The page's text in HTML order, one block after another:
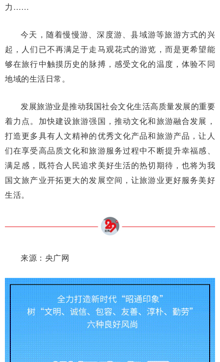
力……
今天，随着慢慢游、深度游、县域游等旅游方式的兴
起，人们已不再满足于走马观花式的游览，而是更希望能
够在旅行中触摸历史的脉搏，感受文化的温度，体验不同
地域的生活日常。
发展旅游业是推动我国社会文化生活高质量发展的重要
着力点。加快建设旅游强国，推动文化和旅游融合发展，
打造更多具有人文精神的优秀文化产品和旅游产品，让人
们在享受高品质文化和旅游服务过程中不断提升幸福感、
满足感，既符合人民追求美好生活的热切期待，也将为我
国文旅产业开拓更大的发展空间，让旅游业更好服务美好
生活。
来源：央广网